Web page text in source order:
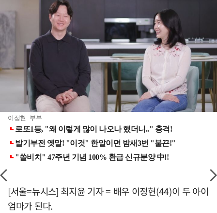
이정현 부부
[서울=뉴시스] 최지윤 기자 = 배우 이정현(44)이 두 아이
엄마가 된다.